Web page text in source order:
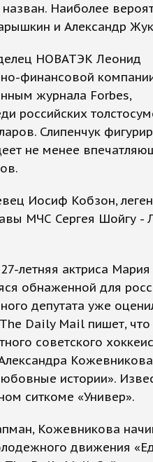
Наиболее
и Александр
НОВАТЭК Леонид
финансовой
журнала Forbes,
российских
Слипенчук
не менее
Иосиф Кобзон,
МЧС Сергея Шойгу -
летняя актриса Мария
обнаженной для
депутата уже
Daily Mail пишет, что
советского
истории».
ситкоме «Универ».
Кожевникова
движения